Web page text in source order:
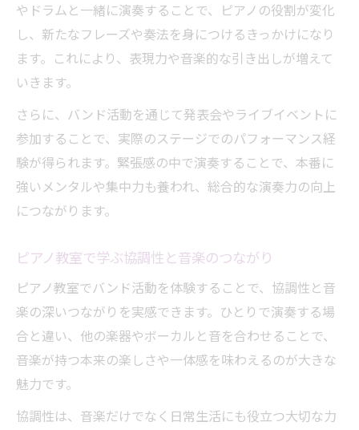
やドラムと一緒に演奏することで、ピアノの役割が変化
し、新たなフレーズや奏法を身につけるきっかけになり
ます。これにより、表現力や音楽的な引き出しが増えて
いきます。
さらに、バンド活動を通じて発表会やライブイベントに
参加することで、実際のステージでのパフォーマンス経
験が得られます。緊張感の中で演奏することで、本番に
強いメンタルや集中力も養われ、総合的な演奏力の向上
につながります。
ピアノ教室で学ぶ協調性と音楽のつながり
ピアノ教室でバンド活動を体験することで、協調性と音
楽の深いつながりを実感できます。ひとりで演奏する場
合と違い、他の楽器やボーカルと音を合わせることで、
音楽が持つ本来の楽しさや一体感を味わえるのが大きな
魅力です。
協調性は、音楽だけでなく日常生活にも役立つ大切な力